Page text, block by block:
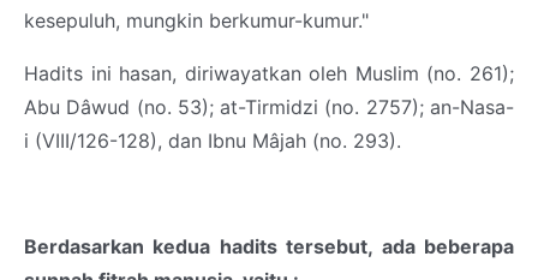
kesepuluh, mungkin berkumur-kumur."
Hadits ini hasan, diriwayatkan oleh Muslim (no. 261);
Abu Dâwud (no. 53); at-Tirmidzi (no. 2757); an-Nasa-
i (VIII/126-128), dan Ibnu Mâjah (no. 293).
Berdasarkan kedua hadits tersebut, ada beberapa